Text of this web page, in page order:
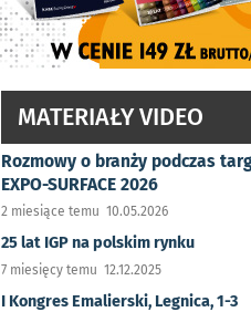
MATERIAŁY VIDEO
Rozmowy o branży podczas
EXPO-SURFACE 2026
2 miesiące temu 10.05.2026
25 lat IGP na polskim rynku
7 miesięcy temu 12.12.2025
I Kongres Emalierski, Legnica, 1-3